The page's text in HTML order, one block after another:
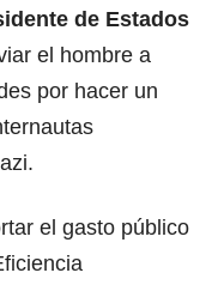
de Estados
el hombre a
por hacer un
el gasto público